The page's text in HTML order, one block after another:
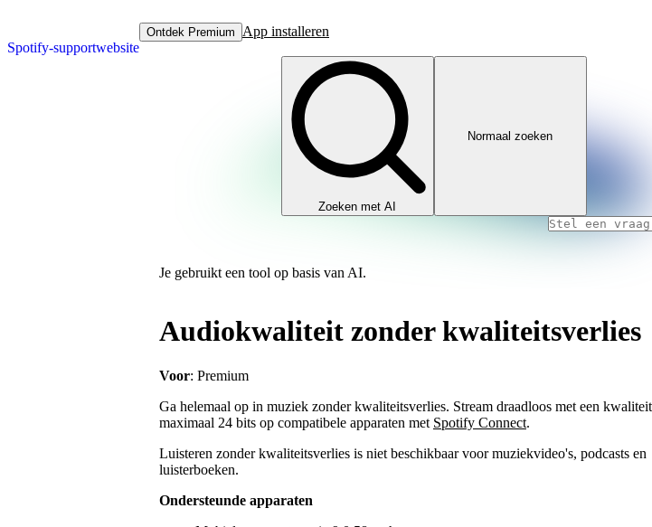
Spotify-supportwebsite
Ontdek Premium App installeren
Zoeken met AI
Normaal zoeken
Je gebruikt een tool op basis van AI.
Audiokwaliteit zonder kwaliteitsverlies
Voor: Premium
Ga helemaal op in muziek zonder kwaliteitsverlies. Stream draadloos met een
maximaal 24 bits op compatibele apparaten met Spotify Connect.
Luisteren zonder kwaliteitsverlies is niet beschikbaar voor muziekvideo's, podcasts en
luisterboeken.
Ondersteunde apparaten